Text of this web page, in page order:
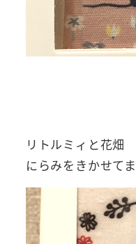
リトルミィと花畑
にらみをきかせて